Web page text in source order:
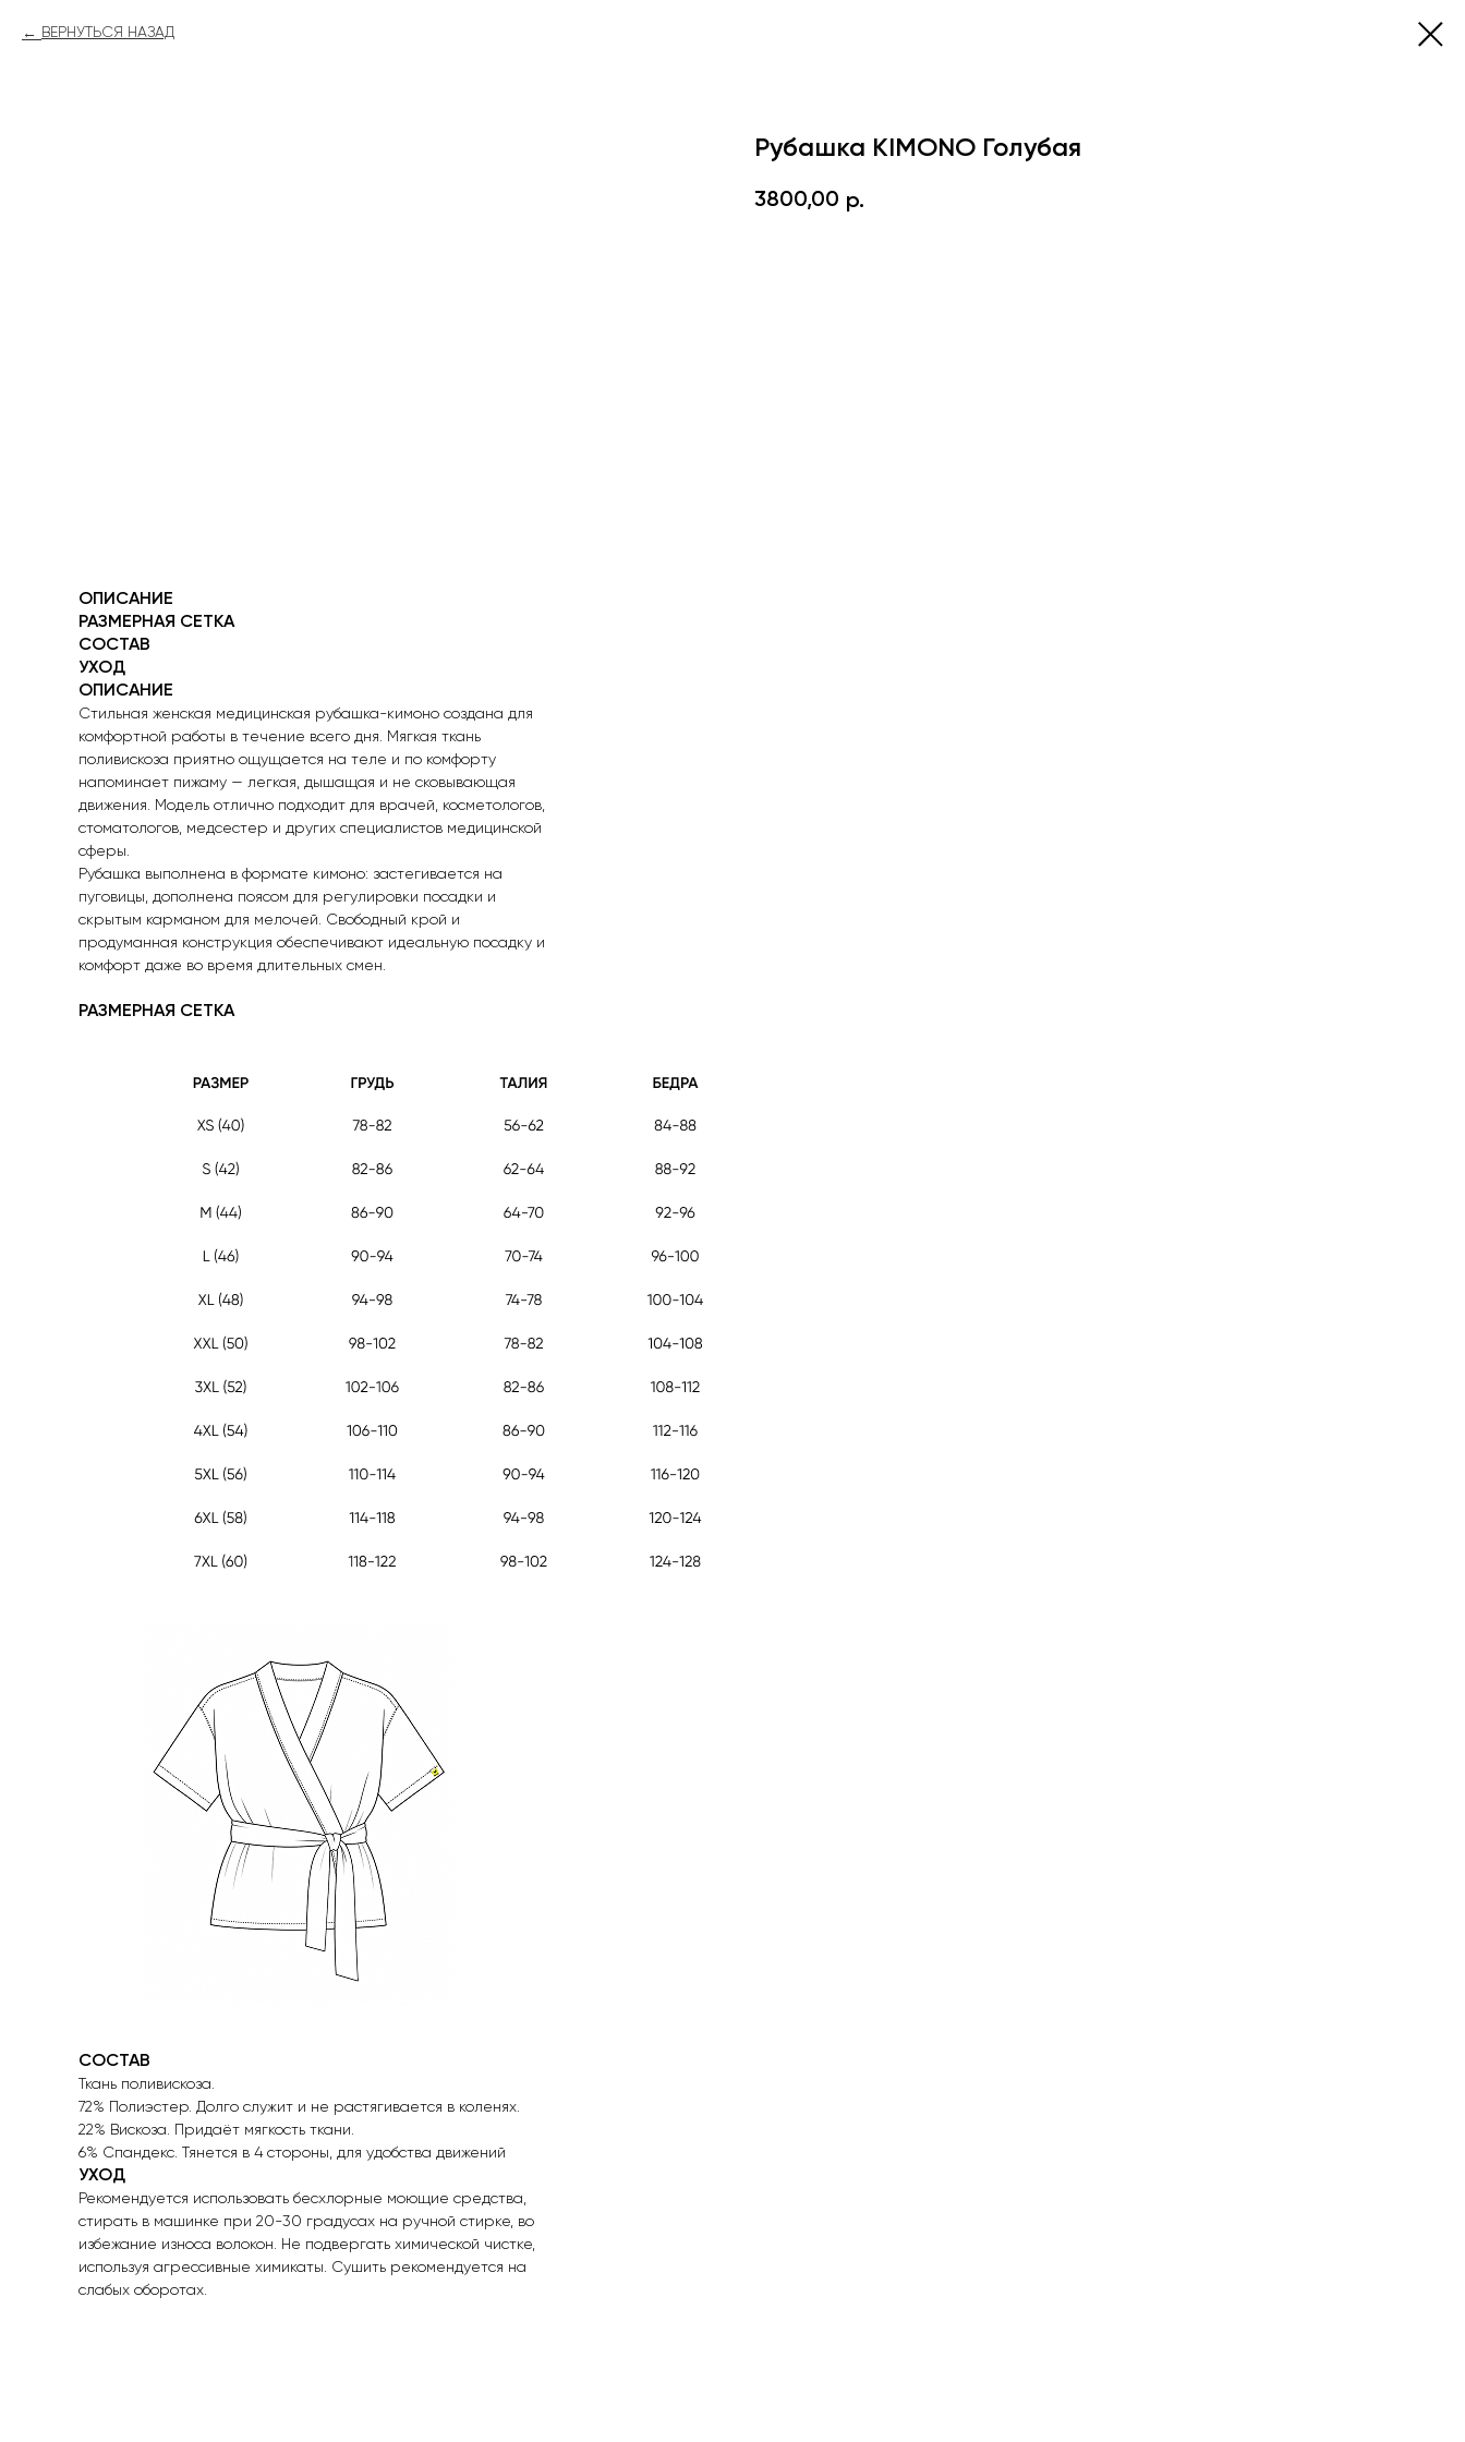
ВЕРНУТЬСЯ НАЗАД
Рубашка KIMONO Голубая
3800,00 р.
ОПИСАНИЕ
РАЗМЕРНАЯ СЕТКА
СОСТАВ
УХОД
ОПИСАНИЕ
Стильная женская медицинская рубашка-кимоно создана для
комфортной работы в течение всего дня. Мягкая ткань
поливискоза приятно ощущается на теле и по комфорту
напоминает пижаму — легкая, дышащая и не сковывающая
движения. Модель отлично подходит для врачей, косметологов,
стоматологов, медсестер и других специалистов медицинской
сферы.
Рубашка выполнена в формате кимоно: застегивается на
пуговицы, дополнена поясом для регулировки посадки и
скрытым карманом для мелочей. Свободный крой и
продуманная конструкция обеспечивают идеальную посадку и
комфорт даже во время длительных смен.
РАЗМЕРНАЯ СЕТКА
СОСТАВ
Ткань поливискоза.
72% Полиэстер. Долго служит и не растягивается в коленях.
22% Вискоза. Придаёт мягкость ткани.
6% Спандекс. Тянется в 4 стороны, для удобства движений
УХОД
Рекомендуется использовать бесхлорные моющие средства,
стирать в машинке при 20-30 градусах на ручной стирке, во
избежание износа волокон. Не подвергать химической чистке,
используя агрессивные химикаты. Сушить рекомендуется на
слабых оборотах.